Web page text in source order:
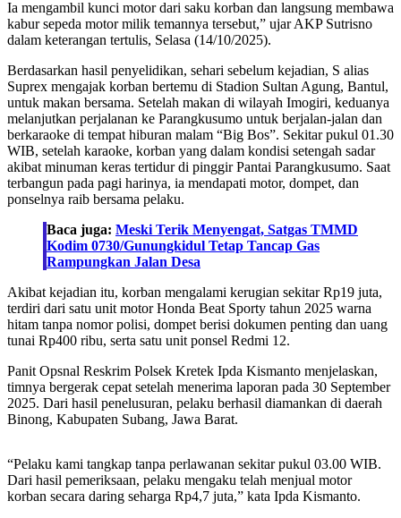
Ia mengambil kunci motor dari saku korban dan langsung membawa
kabur sepeda motor milik temannya tersebut,” ujar AKP Sutrisno
dalam keterangan tertulis, Selasa (14/10/2025).
Berdasarkan hasil penyelidikan, sehari sebelum kejadian, S alias
Suprex mengajak korban bertemu di Stadion Sultan Agung, Bantul,
untuk makan bersama. Setelah makan di wilayah Imogiri, keduanya
melanjutkan perjalanan ke Parangkusumo untuk berjalan-jalan dan
berkaraoke di tempat hiburan malam “Big Bos”. Sekitar pukul 01.30
WIB, setelah karaoke, korban yang dalam kondisi setengah sadar
akibat minuman keras tertidur di pinggir Pantai Parangkusumo. Saat
terbangun pada pagi harinya, ia mendapati motor, dompet, dan
ponselnya raib bersama pelaku.
Baca juga: Meski Terik Menyengat, Satgas TMMD
Kodim 0730/Gunungkidul Tetap Tancap Gas
Rampungkan Jalan Desa
Akibat kejadian itu, korban mengalami kerugian sekitar Rp19 juta,
terdiri dari satu unit motor Honda Beat Sporty tahun 2025 warna
hitam tanpa nomor polisi, dompet berisi dokumen penting dan uang
tunai Rp400 ribu, serta satu unit ponsel Redmi 12.
Panit Opsnal Reskrim Polsek Kretek Ipda Kismanto menjelaskan,
timnya bergerak cepat setelah menerima laporan pada 30 September
2025. Dari hasil penelusuran, pelaku berhasil diamankan di daerah
Binong, Kabupaten Subang, Jawa Barat.
“Pelaku kami tangkap tanpa perlawanan sekitar pukul 03.00 WIB.
Dari hasil pemeriksaan, pelaku mengaku telah menjual motor
korban secara daring seharga Rp4,7 juta,” kata Ipda Kismanto.